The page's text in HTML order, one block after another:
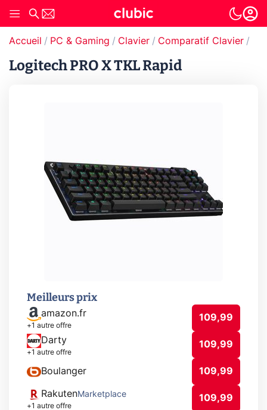
Accueil PC & Gaming Clavier Comparatif Clavier
Logitech PRO X TKL Rapid
Meilleurs prix
amazon.fr
+1 autre offre
109,99
Darty
+1 autre offre
109,99
Boulanger 109,99
RakutenMarketplace
+1 autre offre
109,99